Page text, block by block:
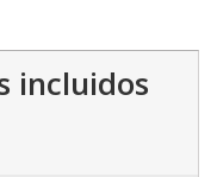
incluidos